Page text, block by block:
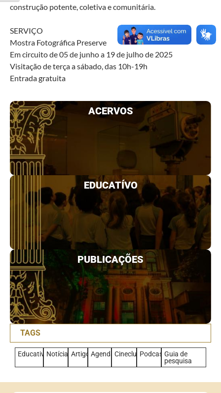
construção potente, coletiva e comunitária.
SERVIÇO
Mostra Fotográfica Preserve
Em circuito de 05 de junho a 19 de julho de 2025
Visitação de terça a sábado, das 10h-19h
Entrada gratuita
ACERVOS
EDUCATÍVO
PUBLICAÇÕES
TAGS
EducativoNotíciasArtigo Agenda CineclubPodcastGuia de
pesquisa